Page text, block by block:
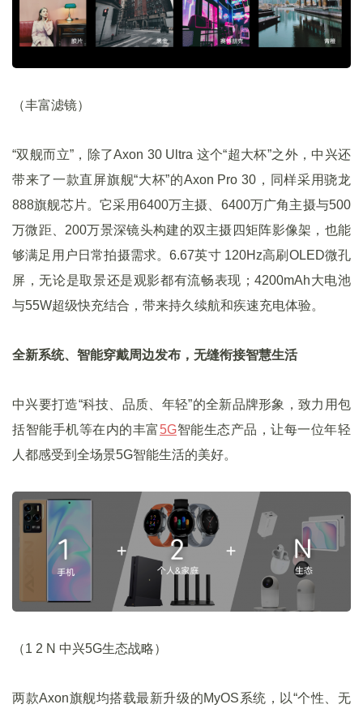
（丰富滤镜）
“双舰而立”，除了Axon 30 Ultra 这个“超大杯”之外，中兴还
带来了一款直屏旗舰“大杯”的Axon Pro 30，同样采用骁龙
888旗舰芯片。它采用6400万主摄、6400万广角主摄与500
万微距、200万景深镜头构建的双主摄四矩阵影像架，也能
够满足用户日常拍摄需求。6.67英寸 120Hz高刷OLED微孔
屏，无论是取景还是观影都有流畅表现；4200mAh大电池
与55W超级快充结合，带来持久续航和疾速充电体验。
全新系统、智能穿戴周边发布，无缝衔接智慧生活
中兴要打造“科技、品质、年轻”的全新品牌形象，致力用包
括智能手机等在内的丰富 5G智能生态产品，让每一位年轻
人都感受到全场景5G智能生活的美好。
（1 2 N 中兴5G生态战略）
两款Axon旗舰均搭载最新升级的MyOS系统，以“个性、无